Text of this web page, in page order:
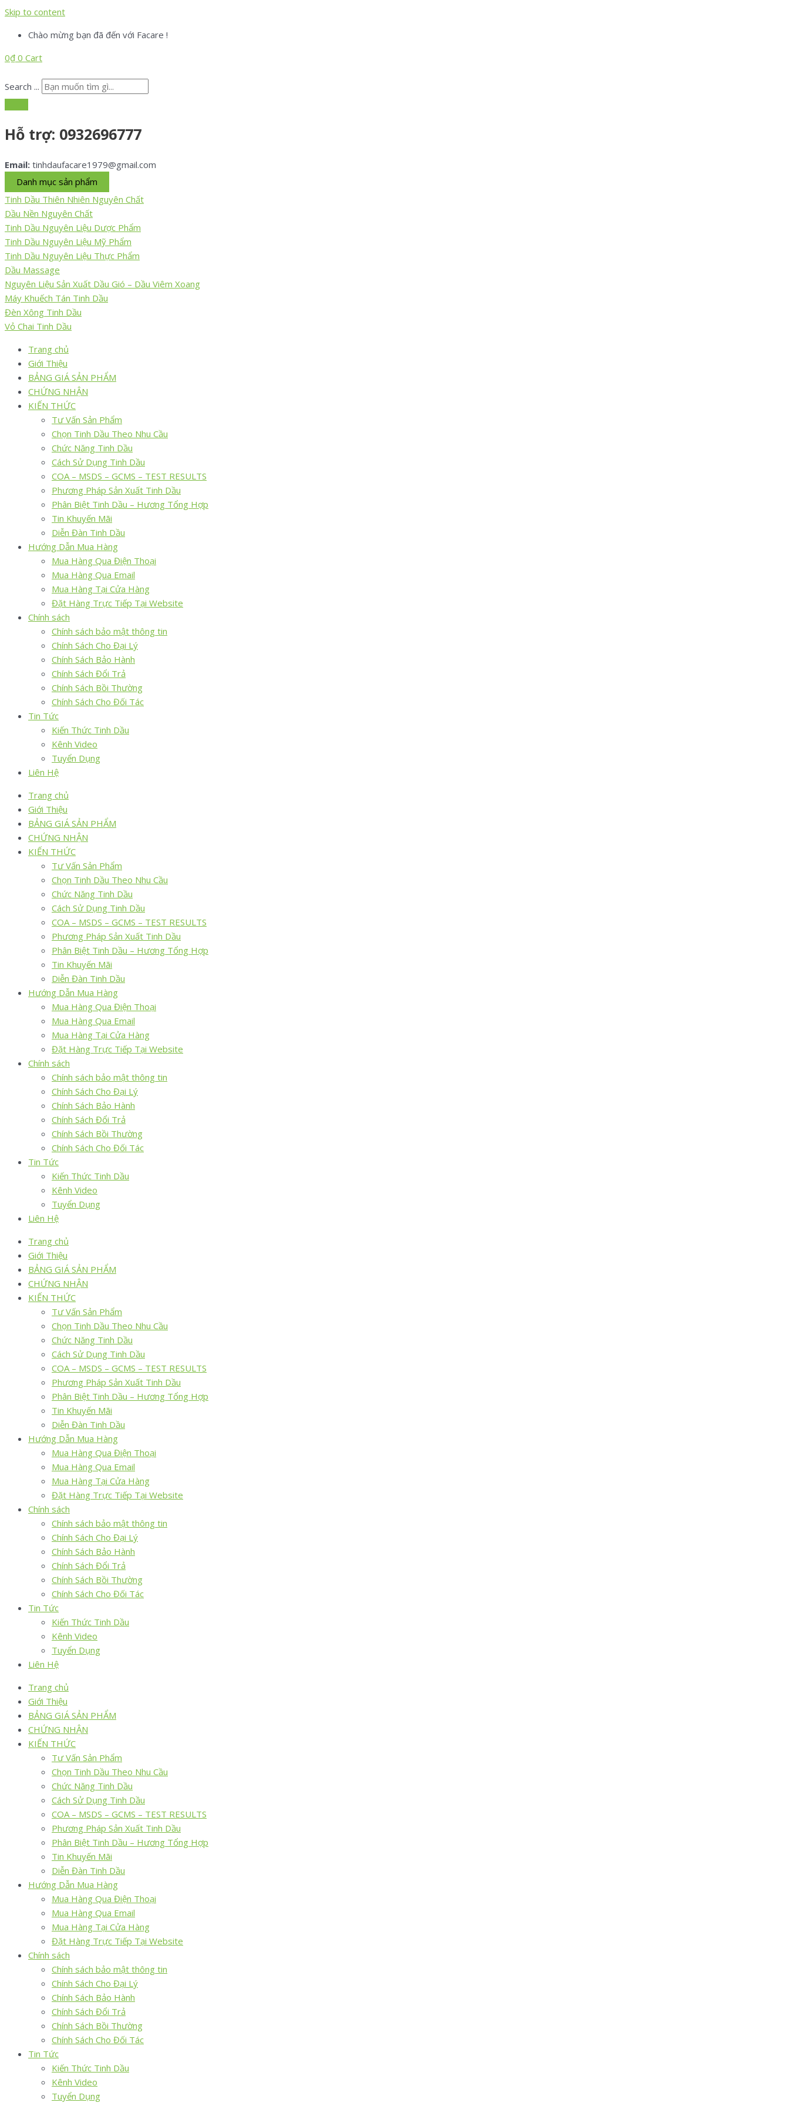
Skip to content
Chào mừng bạn đã đến với Facare !
0₫ 0 Cart
Search ...
Hỗ trợ: 0932696777
Email: tinhdaufacare1979@gmail.com
Danh mục sản phẩm
Tinh Dầu Thiên Nhiên Nguyên Chất
Dầu Nền Nguyên Chất
Tinh Dầu Nguyên Liệu Dược Phẩm
Tinh Dầu Nguyên Liệu Mỹ Phẩm
Tinh Dầu Nguyên Liệu Thực Phẩm
Dầu Massage
Nguyên Liệu Sản Xuất Dầu Gió – Dầu Viêm Xoang
Máy Khuếch Tán Tinh Dầu
Đèn Xông Tinh Dầu
Vỏ Chai Tinh Dầu
Trang chủ
Giới Thiệu
BẢNG GIÁ SẢN PHẨM
CHỨNG NHẬN
KIẾN THỨC
Tư Vấn Sản Phẩm
Chọn Tinh Dầu Theo Nhu Cầu
Chức Năng Tinh Dầu
Cách Sử Dụng Tinh Dầu
COA – MSDS – GCMS – TEST RESULTS
Phương Pháp Sản Xuất Tinh Dầu
Phân Biệt Tinh Dầu – Hương Tổng Hợp
Tin Khuyến Mãi
Diễn Đàn Tinh Dầu
Hướng Dẫn Mua Hàng
Mua Hàng Qua Điện Thoại
Mua Hàng Qua Email
Mua Hàng Tại Cửa Hàng
Đặt Hàng Trực Tiếp Tại Website
Chính sách
Chính sách bảo mật thông tin
Chính Sách Cho Đại Lý
Chính Sách Bảo Hành
Chính Sách Đổi Trả
Chính Sách Bồi Thường
Chính Sách Cho Đối Tác
Tin Tức
Kiến Thức Tinh Dầu
Kênh Video
Tuyển Dụng
Liên Hệ
Trang chủ
Giới Thiệu
BẢNG GIÁ SẢN PHẨM
CHỨNG NHẬN
KIẾN THỨC
Tư Vấn Sản Phẩm
Chọn Tinh Dầu Theo Nhu Cầu
Chức Năng Tinh Dầu
Cách Sử Dụng Tinh Dầu
COA – MSDS – GCMS – TEST RESULTS
Phương Pháp Sản Xuất Tinh Dầu
Phân Biệt Tinh Dầu – Hương Tổng Hợp
Tin Khuyến Mãi
Diễn Đàn Tinh Dầu
Hướng Dẫn Mua Hàng
Mua Hàng Qua Điện Thoại
Mua Hàng Qua Email
Mua Hàng Tại Cửa Hàng
Đặt Hàng Trực Tiếp Tại Website
Chính sách
Chính sách bảo mật thông tin
Chính Sách Cho Đại Lý
Chính Sách Bảo Hành
Chính Sách Đổi Trả
Chính Sách Bồi Thường
Chính Sách Cho Đối Tác
Tin Tức
Kiến Thức Tinh Dầu
Kênh Video
Tuyển Dụng
Liên Hệ
Trang chủ
Giới Thiệu
BẢNG GIÁ SẢN PHẨM
CHỨNG NHẬN
KIẾN THỨC
Tư Vấn Sản Phẩm
Chọn Tinh Dầu Theo Nhu Cầu
Chức Năng Tinh Dầu
Cách Sử Dụng Tinh Dầu
COA – MSDS – GCMS – TEST RESULTS
Phương Pháp Sản Xuất Tinh Dầu
Phân Biệt Tinh Dầu – Hương Tổng Hợp
Tin Khuyến Mãi
Diễn Đàn Tinh Dầu
Hướng Dẫn Mua Hàng
Mua Hàng Qua Điện Thoại
Mua Hàng Qua Email
Mua Hàng Tại Cửa Hàng
Đặt Hàng Trực Tiếp Tại Website
Chính sách
Chính sách bảo mật thông tin
Chính Sách Cho Đại Lý
Chính Sách Bảo Hành
Chính Sách Đổi Trả
Chính Sách Bồi Thường
Chính Sách Cho Đối Tác
Tin Tức
Kiến Thức Tinh Dầu
Kênh Video
Tuyển Dụng
Liên Hệ
Trang chủ
Giới Thiệu
BẢNG GIÁ SẢN PHẨM
CHỨNG NHẬN
KIẾN THỨC
Tư Vấn Sản Phẩm
Chọn Tinh Dầu Theo Nhu Cầu
Chức Năng Tinh Dầu
Cách Sử Dụng Tinh Dầu
COA – MSDS – GCMS – TEST RESULTS
Phương Pháp Sản Xuất Tinh Dầu
Phân Biệt Tinh Dầu – Hương Tổng Hợp
Tin Khuyến Mãi
Diễn Đàn Tinh Dầu
Hướng Dẫn Mua Hàng
Mua Hàng Qua Điện Thoại
Mua Hàng Qua Email
Mua Hàng Tại Cửa Hàng
Đặt Hàng Trực Tiếp Tại Website
Chính sách
Chính sách bảo mật thông tin
Chính Sách Cho Đại Lý
Chính Sách Bảo Hành
Chính Sách Đổi Trả
Chính Sách Bồi Thường
Chính Sách Cho Đối Tác
Tin Tức
Kiến Thức Tinh Dầu
Kênh Video
Tuyển Dụng